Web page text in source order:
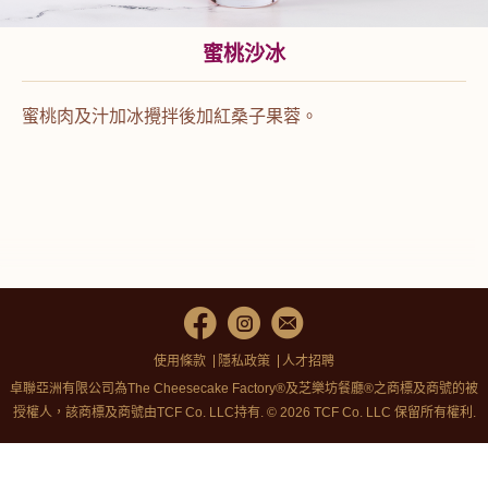
蜜桃沙冰
蜜桃肉及汁加冰攪拌後加紅桑子果蓉。
使用條款 隱私政策
人才招聘
卓聯亞洲有限公司為The Cheesecake Factory®及芝樂坊餐廳®之商標及商號的被
授權人，該商標及商號由TCF Co. LLC持有. © 2026 TCF Co. LLC 保留所有權利.